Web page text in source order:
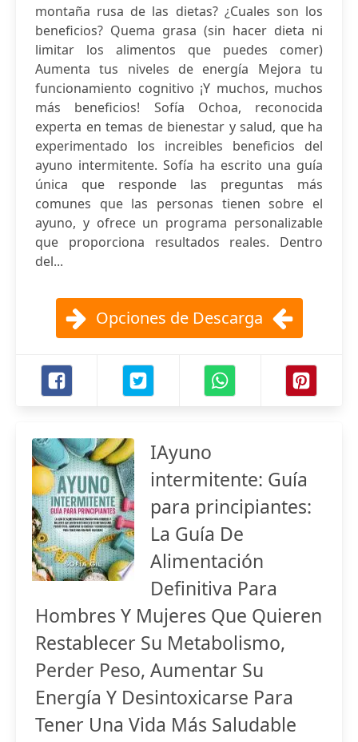
montaña rusa de las dietas? ¿Cuales son los
beneficios? Quema grasa (sin hacer dieta ni
limitar los alimentos que puedes comer)
Aumenta tus niveles de energía Mejora tu
funcionamiento cognitivo ¡Y muchos, muchos
más beneficios! Sofía Ochoa, reconocida
experta en temas de bienestar y salud, que ha
experimentado los increibles beneficios del
ayuno intermitente. Sofía ha escrito una guía
única que responde las preguntas más
comunes que las personas tienen sobre el
ayuno, y ofrece un programa personalizable
que proporciona resultados reales. Dentro
del...
Opciones de Descarga
IAyuno
intermitente: Guía
para principiantes:
La Guía De
Alimentación
Definitiva Para
Hombres Y Mujeres Que Quieren
Restablecer Su Metabolismo,
Perder Peso, Aumentar Su
Energía Y Desintoxicarse Para
Tener Una Vida Más Saludable